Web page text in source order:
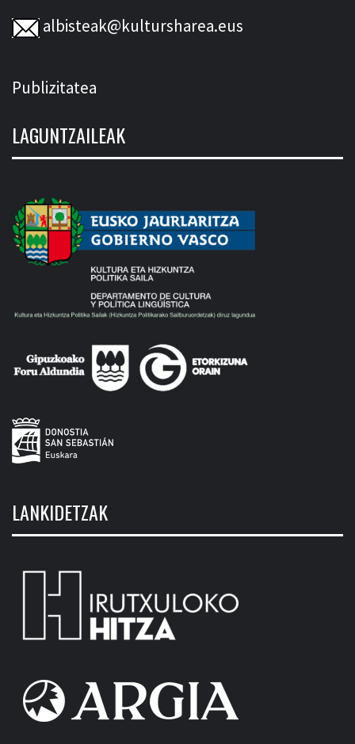
albisteak@kultursharea.eus
Publizitatea
LAGUNTZAILEAK
LANKIDETZAK